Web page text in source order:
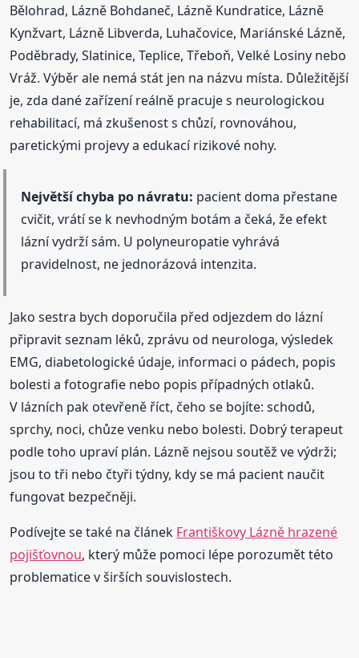
Bělohrad, Lázně Bohdaneč, Lázně Kundratice, Lázně
Kynžvart, Lázně Libverda, Luhačovice, Mariánské Lázně,
Poděbrady, Slatinice, Teplice, Třeboň, Velké Losiny nebo
Vráž. Výběr ale nemá stát jen na názvu místa. Důležitější
je, zda dané zařízení reálně pracuje s neurologickou
rehabilitací, má zkušenost s chůzí, rovnováhou,
paretickými projevy a edukací rizikové nohy.
Největší chyba po návratu: pacient doma přestane
cvičit, vrátí se k nevhodným botám a čeká, že efekt
lázní vydrží sám. U polyneuropatie vyhrává
pravidelnost, ne jednorázová intenzita.
Jako sestra bych doporučila před odjezdem do lázní
připravit seznam léků, zprávu od neurologa, výsledek
EMG, diabetologické údaje, informaci o pádech, popis
bolesti a fotografie nebo popis případných otlaků.
V lázních pak otevřeně říct, čeho se bojíte: schodů,
sprchy, noci, chůze venku nebo bolesti. Dobrý terapeut
podle toho upraví plán. Lázně nejsou soutěž ve výdrži;
jsou to tři nebo čtyři týdny, kdy se má pacient naučit
fungovat bezpečněji.
Podívejte se také na článek Františkovy Lázně hrazené
pojišťovnou, který může pomoci lépe porozumět této
problematice v širších souvislostech.